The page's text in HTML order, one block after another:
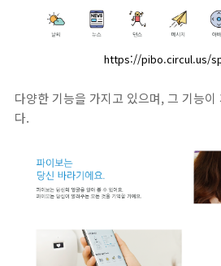
https://pibo.circul.us/
다양한 기능을 가지고 있으며, 그 기능
다.